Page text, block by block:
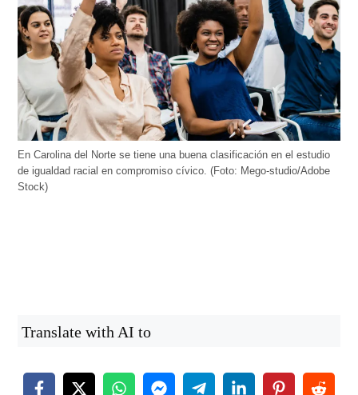
En Carolina del Norte se tiene una buena clasificación en el estudio
de igualdad racial en compromiso cívico. (Foto: Mego-studio/Adobe
Stock)
Translate with AI to